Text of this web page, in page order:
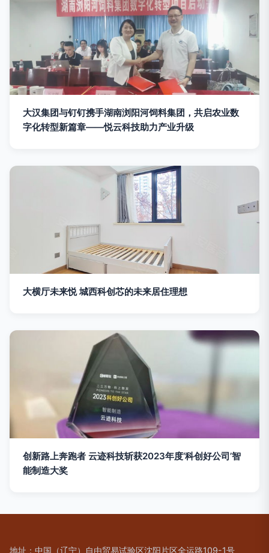
大汉集团与钉钉携手湖南浏阳河饲料集团，共启农业数
字化转型新篇章——悦云科技助力产业升级
大横厅未来悦 城西科创芯的未来居住理想
创新路上奔跑者 云迹科技斩获2023年度‘科创好公司’智
能制造大奖
地址：中国（辽宁）自由贸易试验区沈阳片区全运路109-1号